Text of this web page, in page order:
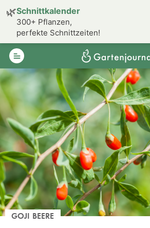
GOJI BEERE
🌿Schnittkalender
300+ Pflanzen,
perfekte Schnittzeiten!